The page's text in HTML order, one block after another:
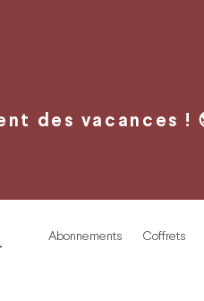
des vacances
Abonnements Coffrets